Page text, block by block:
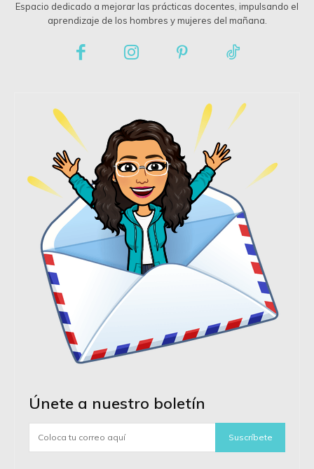
Espacio dedicado a mejorar las prácticas docentes, impulsando el
aprendizaje de los hombres y mujeres del mañana.
Únete a nuestro boletín
Suscríbete